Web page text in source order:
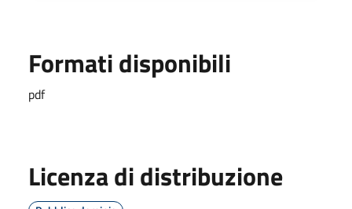
Formati disponibili
pdf
Licenza di distribuzione